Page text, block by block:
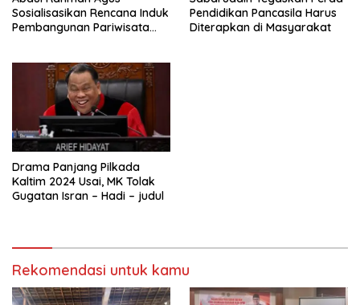
Sosialisasikan Rencana Induk
Pembangunan Pariwisata
Pendidikan Pancasila Harus
Diterapkan di Masyarakat
Drama Panjang Pilkada
Kaltim 2024 Usai, MK Tolak
Gugatan Isran – Hadi – judul
Rekomendasi untuk kamu